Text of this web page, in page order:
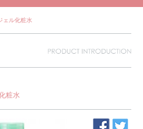
ェル化粧水
粧水